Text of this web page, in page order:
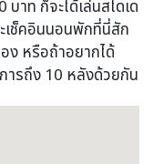
บาท ก็จะได้เล่นสไดเด
เช็คอินนอนพักที่นี่สัก
หรือถ้าอยากได้
ารถึง 10 หลังด้วยกัน